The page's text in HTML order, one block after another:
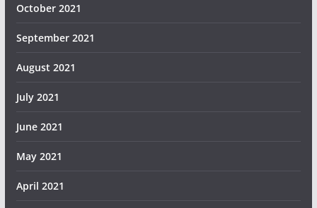
October 2021
September 2021
August 2021
July 2021
June 2021
May 2021
April 2021